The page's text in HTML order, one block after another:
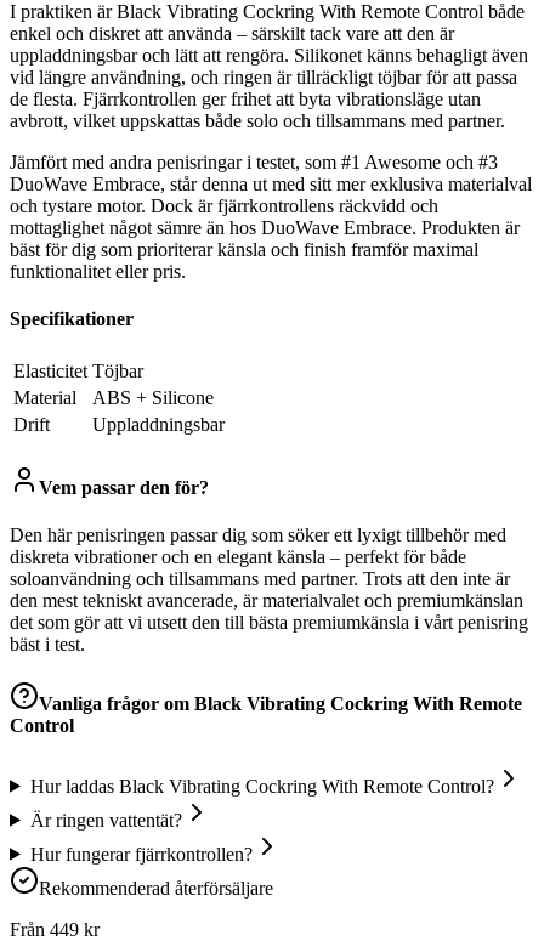
I praktiken är Black Vibrating Cockring With Remote Control både
enkel och diskret att använda – särskilt tack vare att den är
uppladdningsbar och lätt att rengöra. Silikonet känns behagligt även
vid längre användning, och ringen är tillräckligt töjbar för att passa
de flesta. Fjärrkontrollen ger frihet att byta vibrationsläge utan
avbrott, vilket uppskattas både solo och tillsammans med partner.
Jämfört med andra penisringar i testet, som #1 Awesome och #3
DuoWave Embrace, står denna ut med sitt mer exklusiva materialval
och tystare motor. Dock är fjärrkontrollens räckvidd och
mottaglighet något sämre än hos DuoWave Embrace. Produkten är
bäst för dig som prioriterar känsla och finish framför maximal
funktionalitet eller pris.
Specifikationer
Elasticitet Töjbar
Material
ABS + Silicone
Drift
Uppladdningsbar
Vem passar den för?
Den här penisringen passar dig som söker ett lyxigt tillbehör med
diskreta vibrationer och en elegant känsla – perfekt för både
soloanvändning och tillsammans med partner. Trots att den inte är
den mest tekniskt avancerade, är materialvalet och premiumkänslan
det som gör att vi utsett den till bästa premiumkänsla i vårt penisring
bäst i test.
Vanliga frågor om Black Vibrating Cockring With Remote
Control
Hur laddas Black Vibrating Cockring With Remote Control?
Är ringen vattentät?
Hur fungerar fjärrkontrollen?
Rekommenderad återförsäljare
Från 449 kr